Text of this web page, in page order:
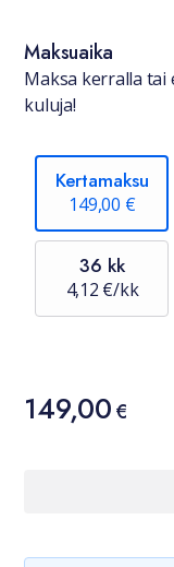
Maksuaika
Maksa kerralla tai
kuluja!
Kertamaksu
149,00 €
36 kk
4,12 €/kk
Hinta
149,00 €
149,00€